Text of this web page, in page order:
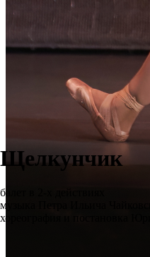
Щелкунчик
балет в 2-х действиях
музыка Петра Ильича
хореография и постановка